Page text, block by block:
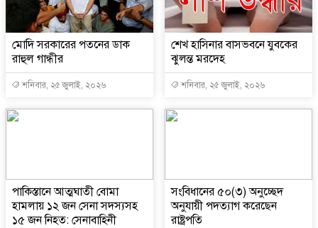
মোদি সরকারের পতনের ডাক
রাহুল গান্ধীর
শনিবার, ২৫ জুলাই, ২০২৬
শেখ হাসিনার বাসভবনে যুবকের
ঝুলন্ত মরদেহ
শনিবার, ২৫ জুলাই, ২০২৬
পাকিস্তানে আত্মঘাতী বোমা
হামলায় ১২ জন সেনা সদস্যসহ
১৫ জন নিহত: সেনাবাহিনী
সংবিধানের ৫০(৩) অনুচ্ছেদ
অনুযায়ী পদত্যাগ করেছেন
রাষ্ট্রপতি